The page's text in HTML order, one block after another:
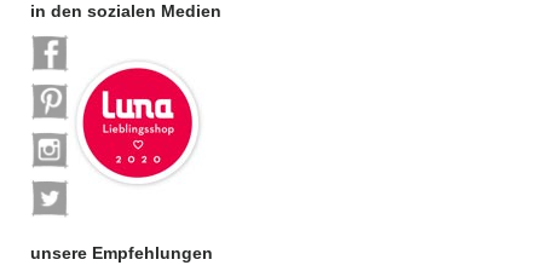
in den sozialen Medien
unsere Empfehlungen